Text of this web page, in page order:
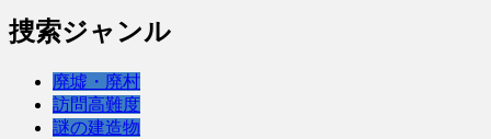
捜索ジャンル
廃墟・廃村
訪問高難度
謎の建造物